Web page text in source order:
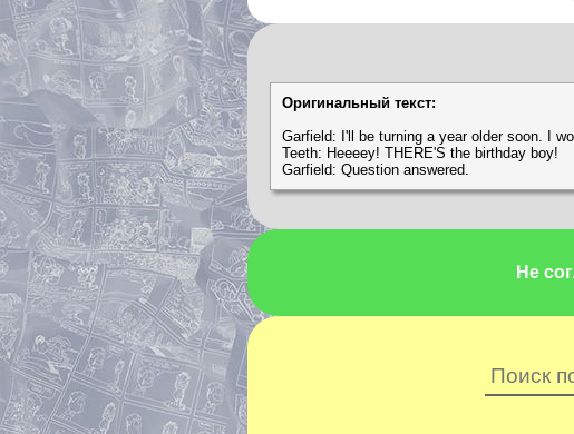
Оригинальный текст:
Garfield: I'll be turning a year older soon. I
Teeth: Heeeey! THERE'S the birthday boy!
Garfield: Question answered.
Не